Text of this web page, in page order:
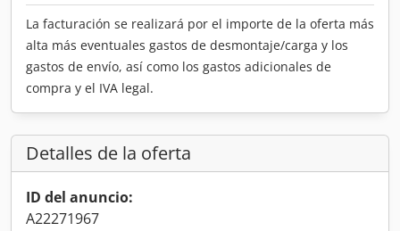
La facturación se realizará por el importe de la oferta más
alta más eventuales gastos de desmontaje/carga y los
gastos de envío, así como los gastos adicionales de
compra y el IVA legal.
Detalles de la oferta
ID del anuncio:
A22271967